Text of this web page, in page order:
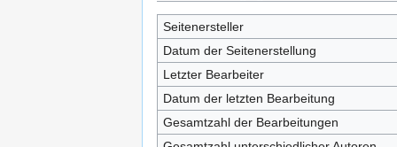
Seitenersteller
Datum der Seitenerstellung
Letzter Bearbeiter
Datum der letzten Bearbeitung
Gesamtzahl der Bearbeitungen